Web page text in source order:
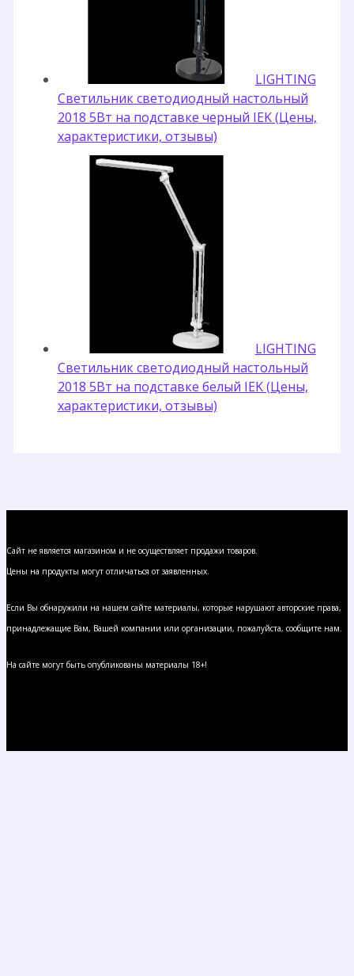
LIGHTING
Светильник светодиодный настольный
2018 5Вт на подставке черный IEK (Цены,
характеристики, отзывы)
LIGHTING
Светильник светодиодный настольный
2018 5Вт на подставке белый IEK (Цены,
характеристики, отзывы)
Сайт не является магазином и не осуществляет продажи товаров.
Цены на продукты могут отличаться от заявленных.
Если Вы обнаружили на нашем сайте материалы, которые нарушают авторские права,
принадлежащие Вам, Вашей компании или организации, пожалуйста, сообщите нам.
На сайте могут быть опубликованы материалы 18+!